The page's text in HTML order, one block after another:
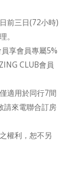
前三日(72小時)
。
享會員專屬5%
CLUB會員
適用於同行7間
請來電聯合訂房
權利，恕不另